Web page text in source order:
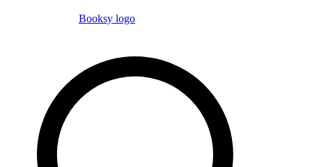
Booksy logo